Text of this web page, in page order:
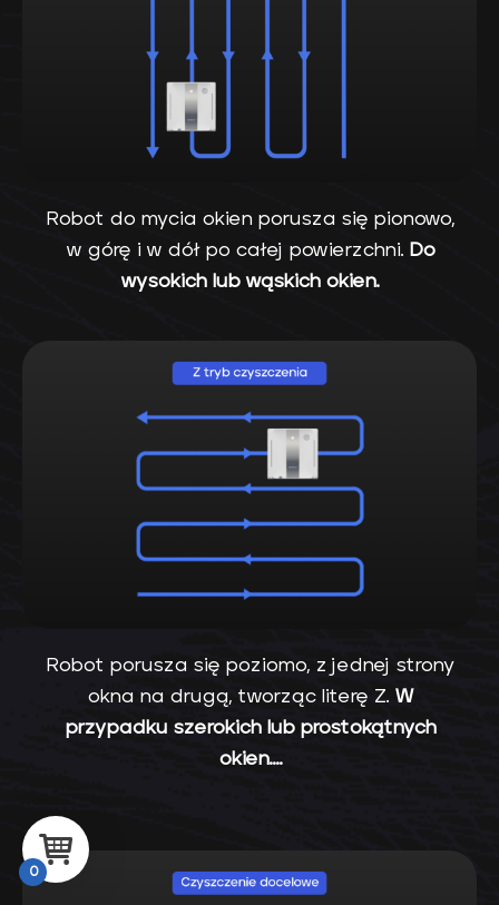
Robot do mycia okien porusza się pionowo,
w górę i w dół po całej powierzchni. Do
wysokich lub wąskich okien.
Robot porusza się poziomo, z jednej strony
okna na drugą, tworząc literę Z. W
przypadku szerokich lub prostokątnych
okien….
0